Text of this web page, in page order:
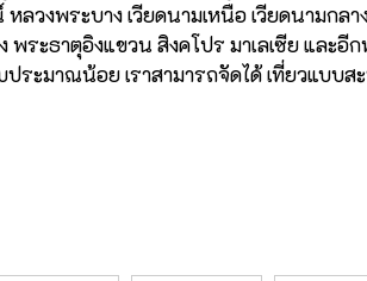
หลวงพระบาง เวียดนามเหนือ เวียดนาม
พระธาตุอิงแขวน สิงคโปร มาเลเซีย และ
ระมาณน้อย เราสามารถจัดได้ เที่ยวแบบ